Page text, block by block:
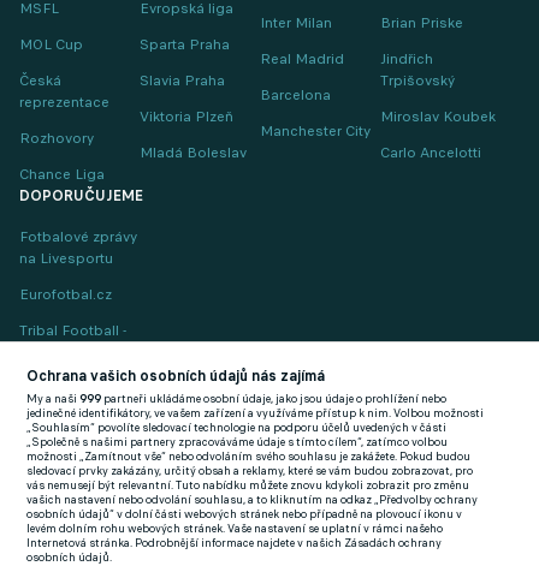
MSFL
MOL Cup
Česká
reprezentace
Rozhovory
Chance Liga
Evropská liga
Sparta Praha
Slavia Praha
Viktoria Plzeň
Mladá Boleslav
Inter Milan
Real Madrid
Barcelona
Manchester City
Brian Priske
Jindřich
Trpišovský
Miroslav Koubek
Carlo Ancelotti
DOPORUČUJEME
Fotbalové zprávy
na Livesportu
Eurofotbal.cz
Tribal Football -
(EN)
FlashFutbal (SK)
Tenisportal.cz
Tenisové zprávy
na Livesportu
Ochrana vašich osobních údajů nás zajímá
My a naši999 partneři ukládáme osobní údaje, jako jsou údaje o prohlížení nebo
jedinečné identifikátory, ve vašem zařízení a využíváme přístup k nim. Volbou možnosti
„Souhlasím“ povolíte sledovací technologie na podporu účelů uvedených v části
„Společně s našimi partnery zpracováváme údaje s tímto cílem“, zatímco volbou
možnosti „Zamítnout vše“ nebo odvoláním svého souhlasu je zakážete. Pokud budou
sledovací prvky zakázány, určitý obsah a reklamy, které se vám budou zobrazovat, pro
vás nemusejí být relevantní. Tuto nabídku můžete znovu kdykoli zobrazit pro změnu
vašich nastavení nebo odvolání souhlasu, a to kliknutím na odkaz „Předvolby ochrany
osobních údajů“ v dolní části webových stránek nebo případně na plovoucí ikonu v
levém dolním rohu webových stránek. Vaše nastavení se uplatní v rámci našeho
Internetová stránka. Podrobnější informace najdete v našich Zásadách ochrany
osobních údajů.